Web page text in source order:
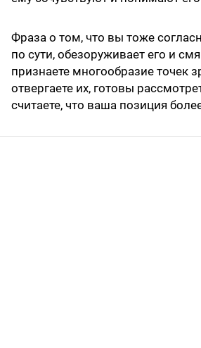
Фраза о том, что вы тоже
по сути, обезоруживает его и
признаете многообразие точек
отвергаете их, готовы
считаете, что ваша позиция